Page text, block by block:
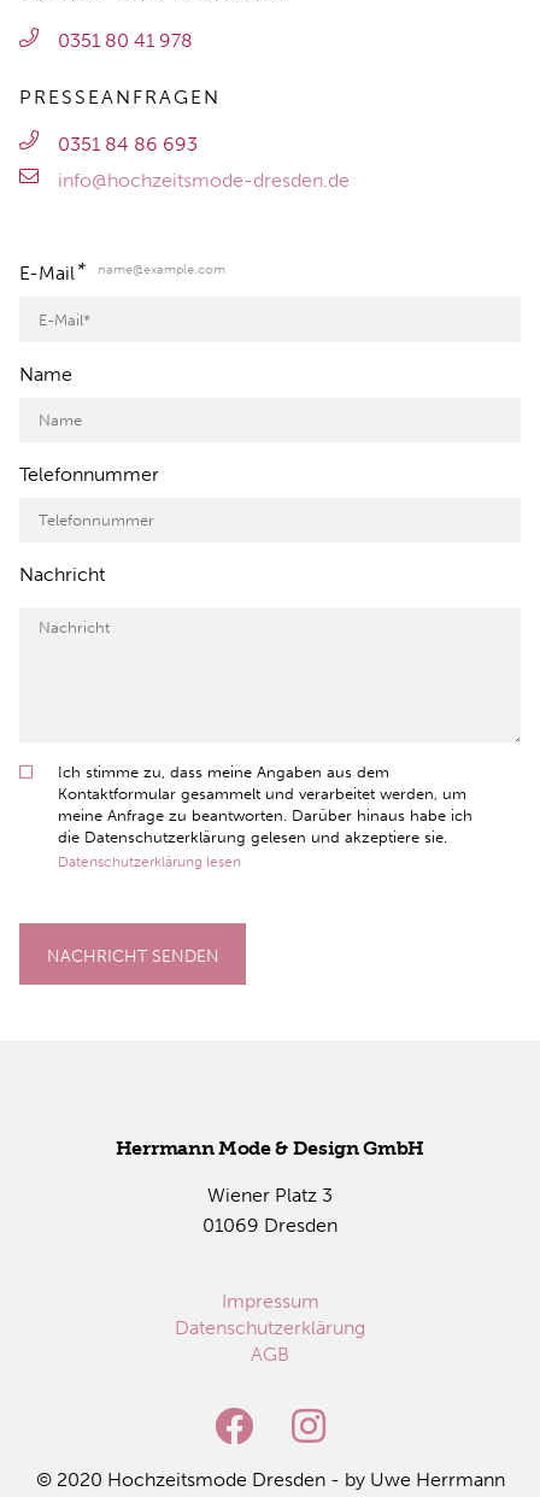
0351 80 41 978
PRESSEANFRAGEN
0351 84 86 693
info@hochzeitsmode-dresden.de
E-Mail* name@example.com
Name
Telefonnummer
Nachricht
Ich stimme zu, dass meine Angaben aus dem
Kontaktformular gesammelt und verarbeitet werden, um
meine Anfrage zu beantworten. Darüber hinaus habe ich
die Datenschutzerklärung gelesen und akzeptiere sie.
Datenschutzerklärung lesen
NACHRICHT SENDEN
Herr­mann Mode & De­sign GmbH
Wie­ner Platz 3
01069 Dres­den
Impressum
Datenschutzerklärung
AGB
© 2020 Hoch­zeits­mo­de Dres­den - by Uwe Herr­mann